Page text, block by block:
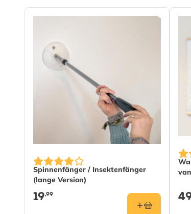
Spinnenfänger / Insektenfänger
(lange Version)
19,99